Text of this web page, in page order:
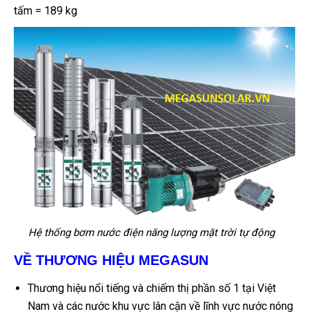
tấm = 189 kg
Hệ thống bơm nước điện năng lượng mặt trời tự động
VỀ THƯƠNG HIỆU MEGASUN
Thương hiệu nổi tiếng và chiếm thị phần số 1 tại Việt
Nam và các nước khu vực lân cận về lĩnh vực nước nóng